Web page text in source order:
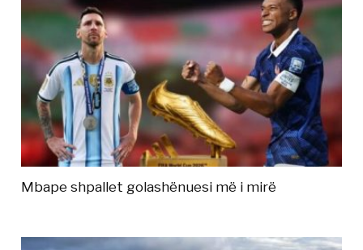
Mbape shpallet golashënuesi më i mirë